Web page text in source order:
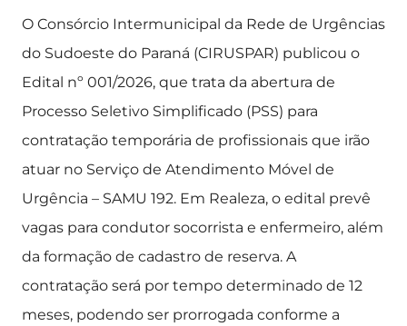
O Consórcio Intermunicipal da Rede de Urgências
do Sudoeste do Paraná (CIRUSPAR) publicou o
Edital nº 001/2026, que trata da abertura de
Processo Seletivo Simplificado (PSS) para
contratação temporária de profissionais que irão
atuar no Serviço de Atendimento Móvel de
Urgência – SAMU 192. Em Realeza, o edital prevê
vagas para condutor socorrista e enfermeiro, além
da formação de cadastro de reserva. A
contratação será por tempo determinado de 12
meses, podendo ser prorrogada conforme a